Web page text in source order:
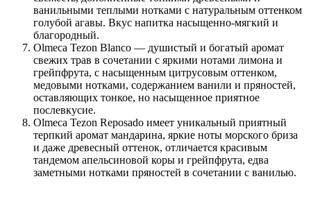
ванильными теплыми нотками с натуральным оттенком
голубой агавы. Вкус напитка насыщенно-мягкий и
благородный.
Olmeca Tezon Blanco — душистый и богатый аромат
свежих трав в сочетании с яркими нотами лимона и
грейпфрута, с насыщенным цитрусовым оттенком,
медовыми нотками, содержанием ванили и пряностей,
оставляющих тонкое, но насыщенное приятное
послевкусие.
Olmeca Tezon Reposado имеет уникальный приятный
терпкий аромат мандарина, яркие ноты морского бриза
и даже древесный оттенок, отличается красивым
тандемом апельсиновой коры и грейпфрута, едва
заметными нотками пряностей в сочетании с ванилью.